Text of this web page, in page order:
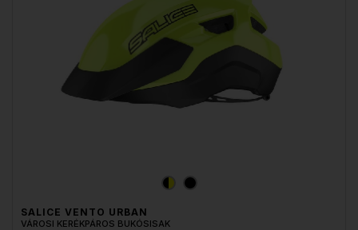
SALICE VENTO URBAN
VÁROSI KERÉKPÁROS BUKÓSISAK